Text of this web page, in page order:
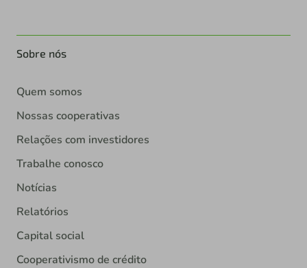
Sobre nós
Quem somos
Nossas cooperativas
Relações com investidores
Trabalhe conosco
Notícias
Relatórios
Capital social
Cooperativismo de crédito